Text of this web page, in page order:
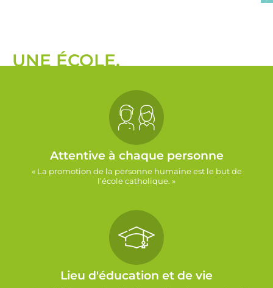
UNE ÉCOLE,
Attentive à chaque personne
« La promotion de la personne humaine est le but de
l’école catholique. »
Lieu d'éducation et de vie